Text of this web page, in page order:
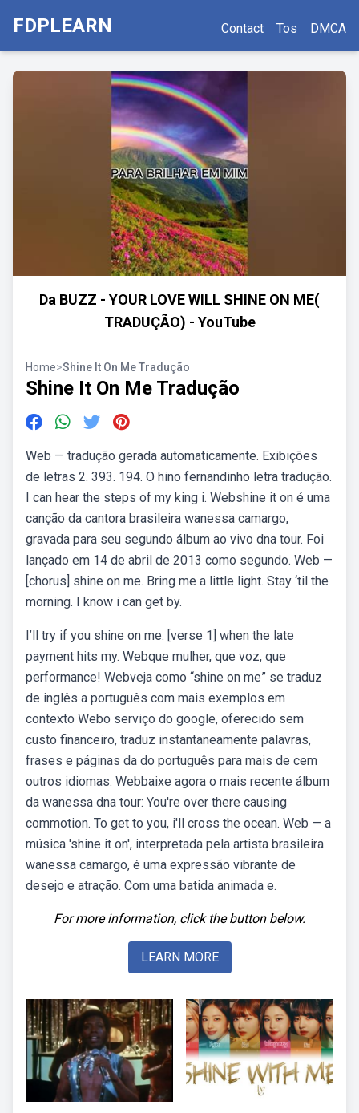
FDPLEARN Contact Tos DMCA
Da BUZZ - YOUR LOVE WILL SHINE ON ME(
TRADUÇÃO) - YouTube
Home>Shine It On Me Tradução
Shine It On Me Tradução
Web — tradução gerada automaticamente. Exibições
de letras 2. 393. 194. O hino fernandinho letra tradução.
I can hear the steps of my king i. Webshine it on é uma
canção da cantora brasileira wanessa camargo,
gravada para seu segundo álbum ao vivo dna tour. Foi
lançado em 14 de abril de 2013 como segundo. Web —
[chorus] shine on me. Bring me a little light. Stay ‘til the
morning. I know i can get by.
I’ll try if you shine on me. [verse 1] when the late
payment hits my. Webque mulher, que voz, que
performance! Webveja como “shine on me” se traduz
de inglês a português com mais exemplos em
contexto Webo serviço do google, oferecido sem
custo financeiro, traduz instantaneamente palavras,
frases e páginas da do português para mais de cem
outros idiomas. Webbaixe agora o mais recente álbum
da wanessa dna tour: You're over there causing
commotion. To get to you, i'll cross the ocean. Web — a
música 'shine it on', interpretada pela artista brasileira
wanessa camargo, é uma expressão vibrante de
desejo e atração. Com uma batida animada e.
For more information, click the button below.
LEARN MORE